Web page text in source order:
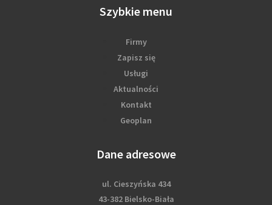
Szybkie menu
Firmy
Zapisz się
Usługi
Aktualności
Kontakt
Geoplan
Dane adresowe
ul. Cieszyńska 434
43-382 Bielsko-Biała